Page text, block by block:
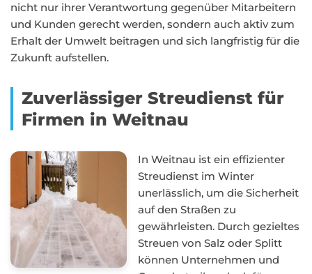
nicht nur ihrer Verantwortung gegenüber Mitarbeitern
und Kunden gerecht werden, sondern auch aktiv zum
Erhalt der Umwelt beitragen und sich langfristig für die
Zukunft aufstellen.
Zuverlässiger Streudienst für
Firmen in Weitnau
In Weitnau ist ein effizienter
Streudienst im Winter
unerlässlich, um die Sicherheit
auf den Straßen zu
gewährleisten. Durch gezieltes
Streuen von Salz oder Splitt
können Unternehmen und